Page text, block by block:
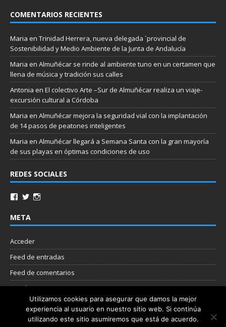
COMENTARIOS RECIENTES
Maria en Trinidad Herrera, nueva delegada `provincial de
Sostenibilidad y Medio Ambiente de la Junta de Andalucía
Maria en Almuñécar se rinde al ambiente tuno en un certamen que
llena de música y tradición sus calles
Antonia en El colectivo Arte –Sur de Almuñécar realiza un viaje-
excursión cultural a Córdoba
Maria en Almuñécar mejora la seguridad vial con la implantación
de 14 pasos de peatones inteligentes
Maria en Almuñécar llegará a Semana Santa con la gran mayoría
de sus playas en óptimas condiciones de uso
REDES SOCIALES
META
Acceder
Feed de entradas
Feed de comentarios
WordPress.org
Nube de etiquetas
Utilizamos cookies para asegurar que damos la mejor
experiencia al usuario en nuestro sitio web. Si continúa
utilizando este sitio asumiremos que está de acuerdo.